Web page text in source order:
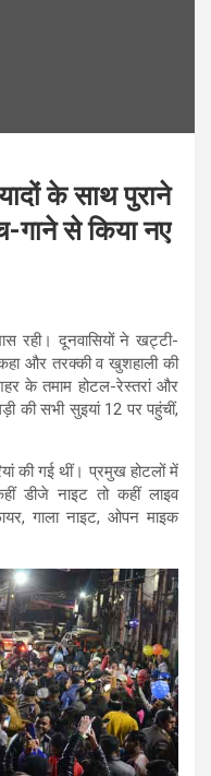
के साथ पुराने
गाने से किया नए
रही। दूनवासियों ने खट्टी-
और तरक्की व खुशहाली की
के तमाम होटल-रेस्तरां और
की सभी सुइयां 12 पर पहुंचीं,
की गई थीं। प्रमुख होटलों में
डीजे नाइट तो कहीं लाइव
गाला नाइट, ओपन माइक